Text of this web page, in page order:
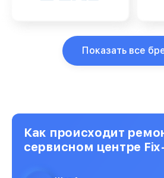
Показать все
Как происходит
сервисном центре